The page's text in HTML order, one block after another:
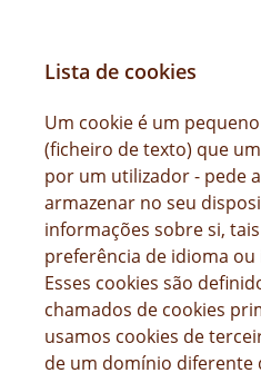
Lista de cookies
Um cookie é um
(ficheiro de texto) que
por um utilizador - pede
armazenar no seu
informações sobre si,
preferência de idioma
Esses cookies são
chamados de cookies
usamos cookies de
de um domínio